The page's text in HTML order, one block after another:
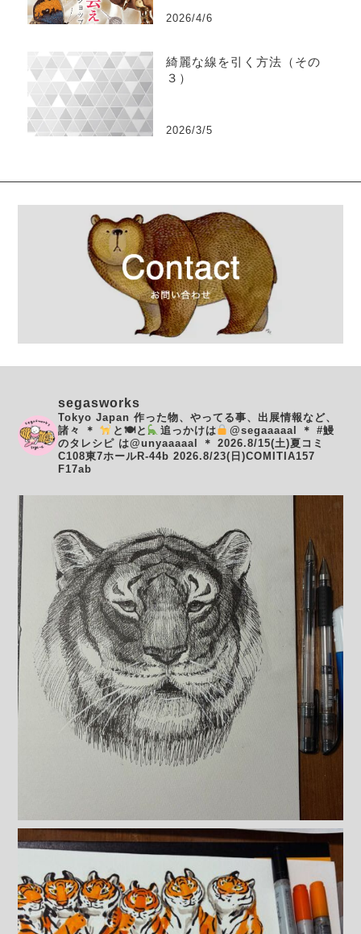
2026/4/6
綺麗な線を引く方法（その
３）
2026/3/5
segasworks
Tokyo Japan 作った物、やってる事、出展情報など、
諸々
＊ と🍽と 追っかけは @segaaaaal ＊ #鰻
のタレシピ は@unyaaaaal
＊ 2026.8/15(土)夏コミ
C108東7ホールR-44b 2026.8/23(日)COMITIA157
F17ab